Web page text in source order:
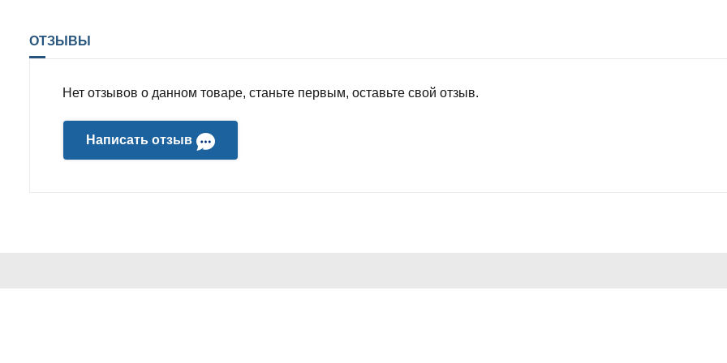
ОТЗЫВЫ
Нет отзывов о данном товаре, станьте первым, оставьте свой отзыв.
Написать отзыв